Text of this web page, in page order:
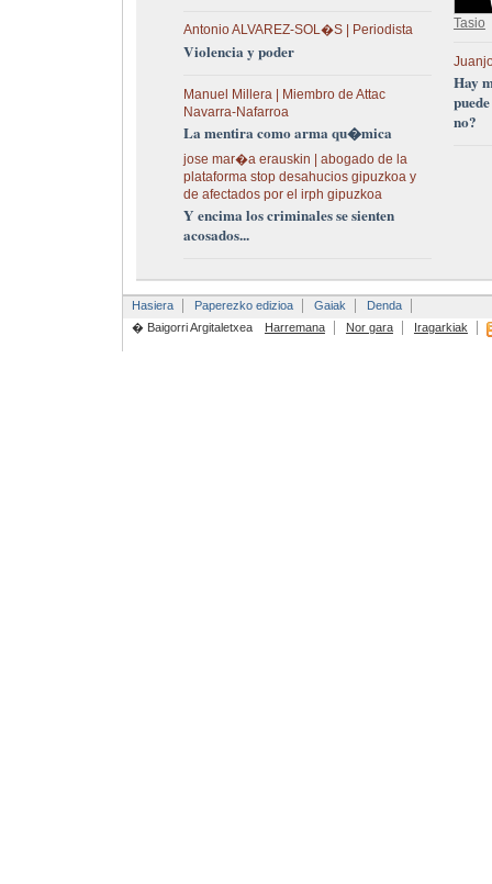
Antonio ALVAREZ-SOL�S | Periodista
Violencia y poder
Manuel Millera | Miembro de Attac
Navarra-Nafarroa
La mentira como arma qu�mica
jose mar�a erauskin | abogado de la
plataforma stop desahucios gipuzkoa y
de afectados por el irph gipuzkoa
Y encima los criminales se sienten
acosados...
Tasio
Hay
no?
Hasiera Paperezko edizioa Gaiak
Denda
� Baigorri Argitaletxea
Harremana Nor gara Iragarkiak